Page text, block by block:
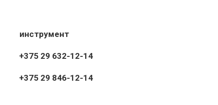
инструмент
+375 29 632-12-14
+375 29 846-12-14